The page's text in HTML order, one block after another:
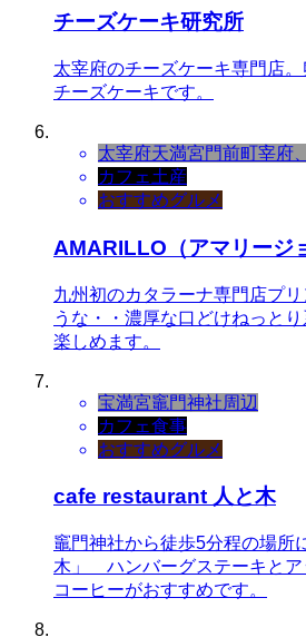
チーズケーキ研究所
太宰府のチーズケーキ専門店
チーズケーキです。
太宰府天満宮門前町宰府
カフェ 土産
おすすめグルメ
AMARILLO（アマリージ
九州初のカタラーナ専門店プ
うな・・濃厚な口どけねっと
楽しめます。
宝満宮竈門神社周辺
カフェ食事
おすすめグルメ
cafe restaurant 人と木
竈門神社から徒歩5分程の場所
木」 ハンバーグステーキとア
コーヒーがおすすめです。